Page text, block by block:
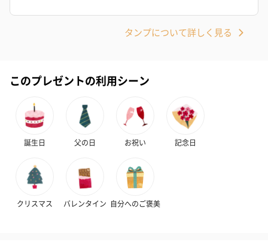
（ブルー）（748円）
（イエロー）（748円）
タンプについて詳しく見る
このプレゼントの利用シーン
誕生日 父の日 お祝い 記念日
クリスマス バレンタイン 自分へのご褒美